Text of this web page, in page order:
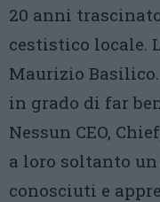
20 anni
cestistico locale.
Maurizio
in grado di far
Nessun CEO,
a loro soltanto
conosciuti e